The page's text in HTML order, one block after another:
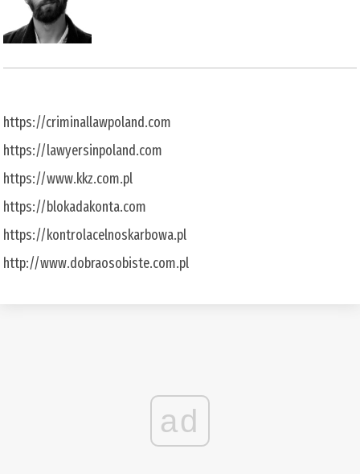
https://criminallawpoland.com
https://lawyersinpoland.com
https://www.kkz.com.pl
https://blokadakonta.com
https://kontrolacelnoskarbowa.pl
http://www.dobraosobiste.com.pl
ad